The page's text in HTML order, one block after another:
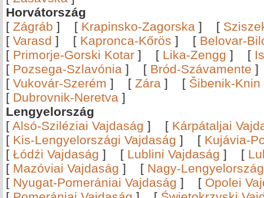
Horvátország
[ Zágráb ] [ Krapinsko-Zagorska ] [
[ Varasd ] [ Kapronca-Kőrös ] [ Belovar-
[ Primorje-Gorski Kotar ] [ Lika-Zengg ] [
[ Pozsega-Szlavónia ] [ Bród-Szávamente
[ Vukovár-Szerém ] [ Zára ] [ Šibenik-Knin
[ Dubrovnik-Neretva ]
Lengyelország
[ Alsó-Sziléziai Vajdaság ] [ Kárpátaljai
[ Kis-Lengyelországi Vajdaság ] [ Kujávia-
[ Łódźi Vajdaság ] [ Lublini Vajdaság ] [
[ Mazóviai Vajdaság ] [ Nagy-
[ Nyugat-Pomerániai Vajdaság ] [ Opolei